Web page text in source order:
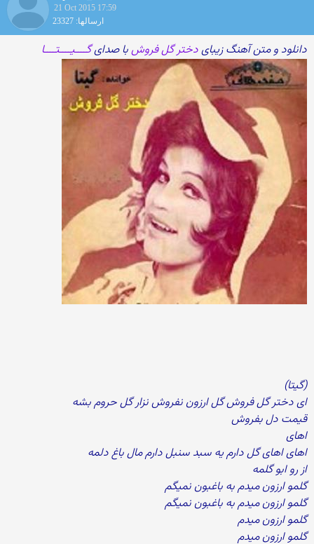
21 Oct 2015 17:59
ارسالها: 23327
دانلود و متن آهنگ زیبایدختر گل فروشبا صدایگــــیــــتــــا
(گیتا)
ای دختر گل فروش گل ارزون نفروش نزار گل حروم بشه
قیمت دل بفروش
اهای
اهای اهای گل دارم یه سبد سنبل دارم مال باغ دلمه
از رو ابو گلمه
گلمو ارزون میدم به باغبون نمیگم
گلمو ارزون میدم به باغبون نمیگم
گلمو ارزون میدم
گلمو ارزون میدم